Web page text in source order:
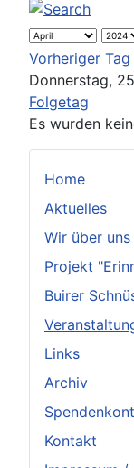
Home
Aktuelles
Wir über uns
Projekt
Buirer
Links
Archiv
Kontakt
Vorheriger Tag
Donnerstag,
Folgetag
Es wurden